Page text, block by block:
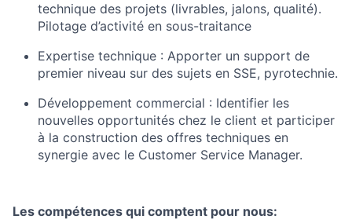
technique des projets (livrables, jalons, qualité).
Pilotage d’activité en sous-traitance
Expertise technique : Apporter un support de
premier niveau sur des sujets en SSE, pyrotechnie.
Développement commercial : Identifier les
nouvelles opportunités chez le client et participer
à la construction des offres techniques en
synergie avec le Customer Service Manager.
Les compétences qui comptent pour nous: